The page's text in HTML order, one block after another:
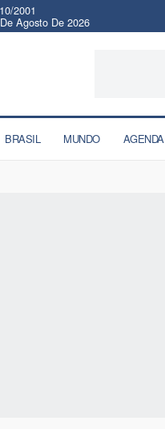
2001
Agosto De 2026
BRASIL MUNDO AGENDA